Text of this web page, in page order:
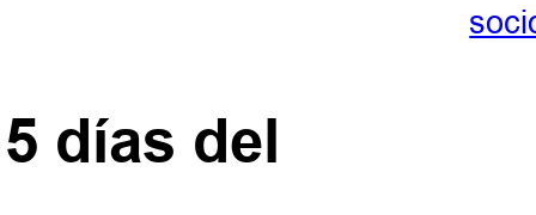
días del